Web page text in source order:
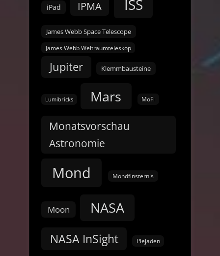
iPad IPMA ISS
James Webb Space Telescope
James Webb Weltraumteleskop
Jupiter Klemmbausteine
Lumibricks Mars MoFi
Monatsvorschau
Astronomie
Mond Mondfinsternis
Moon NASA
NASA InSight Plejaden